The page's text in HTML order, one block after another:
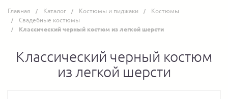
Главная Каталог Костюмы и пиджаки
Костюмы
Свадебные костюмы
Классический черный костюм из легкой шерсти
Классический черный костюм
из легкой шерсти